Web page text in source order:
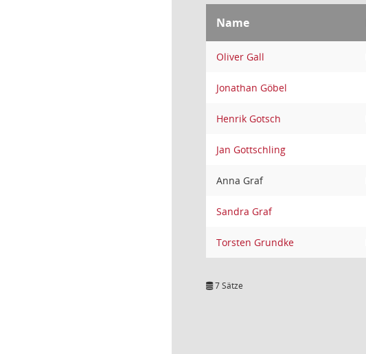
Name
Oliver Gall
Jonathan Göbel
Henrik Gotsch
Jan Gottschling
Anna Graf
Sandra Graf
Torsten Grundke
7 Sätze